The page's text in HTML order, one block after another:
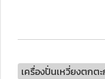
เครื่องปั่นเหวี่ยงตก